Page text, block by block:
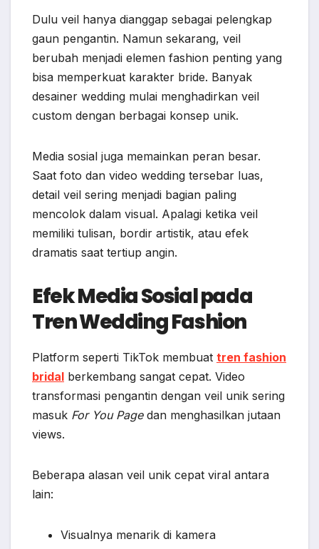
Dulu veil hanya dianggap sebagai pelengkap
gaun pengantin. Namun sekarang, veil
berubah menjadi elemen fashion penting yang
bisa memperkuat karakter bride. Banyak
desainer wedding mulai menghadirkan veil
custom dengan berbagai konsep unik.
Media sosial juga memainkan peran besar.
Saat foto dan video wedding tersebar luas,
detail veil sering menjadi bagian paling
mencolok dalam visual. Apalagi ketika veil
memiliki tulisan, bordir artistik, atau efek
dramatis saat tertiup angin.
Efek Media Sosial pada
Tren Wedding Fashion
Platform seperti TikTok membuat tren fashion
bridal berkembang sangat cepat. Video
transformasi pengantin dengan veil unik sering
masuk For You Pagedan menghasilkan jutaan
views.
Beberapa alasan veil unik cepat viral antara
lain:
Visualnya menarik di kamera